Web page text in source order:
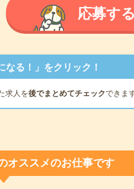
応募す
る！」をクリック！
求人を後でまとめてチェックできま
オススメのお仕事です